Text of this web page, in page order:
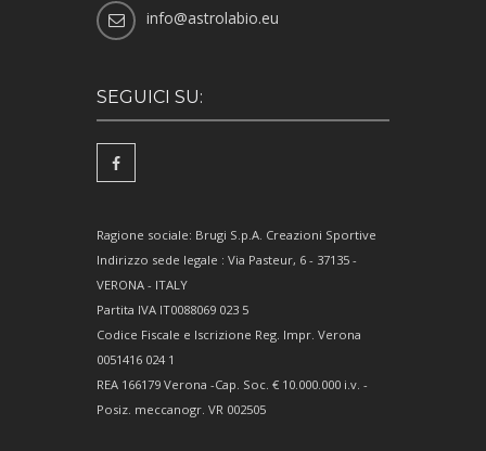
info@astrolabio.eu
SEGUICI SU:
Ragione sociale: Brugi S.p.A. Creazioni Sportive
Indirizzo sede legale : Via Pasteur, 6 - 37135 -
VERONA - ITALY
Partita IVA IT0088069 023 5
Codice Fiscale e Iscrizione Reg. Impr. Verona
0051416 024 1
REA 166179 Verona -Cap. Soc. € 10.000.000 i.v. -
Posiz. meccanogr. VR 002505